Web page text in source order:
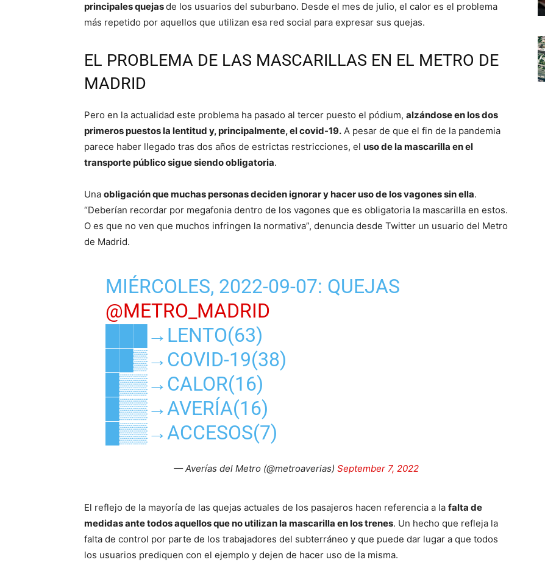
principales quejasde los usuarios del suburbano. Desde el mes de julio, el calor es el problema
más repetido por aquellos que utilizan esa red social para expresar sus quejas.
EL PROBLEMA DE LAS MASCARILLAS EN EL METRO DE
MADRID
Pero en la actualidad este problema ha pasado al tercer puesto el pódium, alzándose en los dos
primeros puestos la lentitud y, principalmente, el covid-19. A pesar de que el fin de la pandemia
parece haber llegado tras dos años de estrictas restricciones, el uso de la mascarilla en el
transporte público sigue siendo obligatoria.
Una obligación que muchas personas deciden ignorar y hacer uso de los vagones sin ella.
“Deberían recordar por megafonia dentro de los vagones que es obligatoria la mascarilla en estos.
O es que no ven que muchos infringen la normativa”, denuncia desde Twitter un usuario del Metro
de Madrid.
MIÉRCOLES, 2022-09-07: QUEJAS
@METRO_MADRID
███→LENTO(63)
██▒→COVID-19(38)
█▒▒→CALOR(16)
█▒▒→AVERÍA(16)
█▒▒→ACCESOS(7)
— Averías del Metro (@metroaverias) September 7, 2022
El reflejo de la mayoría de las quejas actuales de los pasajeros hacen referencia a la falta de
medidas ante todos aquellos que no utilizan la mascarilla en los trenes. Un hecho que refleja la
falta de control por parte de los trabajadores del subterráneo y que puede dar lugar a que todos
los usuarios prediquen con el ejemplo y dejen de hacer uso de la misma.